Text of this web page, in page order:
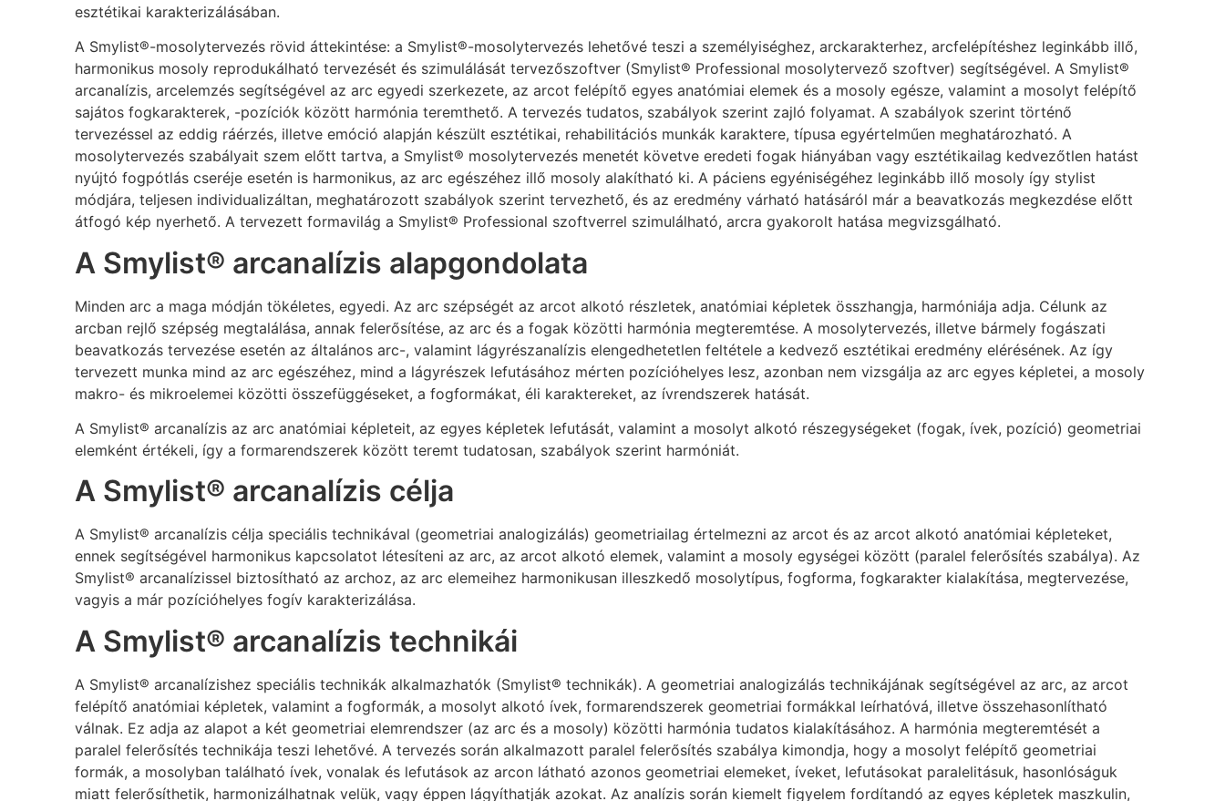
esztétikai karakterizálásában.
A Smylist®-mosolytervezés rövid áttekintése: a Smylist®-mosolytervezés lehetővé teszi a személyiséghez, arckarakterhez, arcfelépítéshez leginkább illő,
harmonikus mosoly reprodukálható tervezését és szimulálását tervezőszoftver (Smylist® Professional mosolytervező szoftver) segítségével. A Smylist®
arcanalízis, arcelemzés segítségével az arc egyedi szerkezete, az arcot felépítő egyes anatómiai elemek és a mosoly egésze, valamint a mosolyt felépítő
sajátos fogkarakterek, -pozíciók között harmónia teremthető. A tervezés tudatos, szabályok szerint zajló folyamat. A szabályok szerint történő
tervezéssel az eddig ráérzés, illetve emóció alapján készült esztétikai, rehabilitációs munkák karaktere, típusa egyértelműen meghatározható. A
mosolytervezés szabályait szem előtt tartva, a Smylist® mosolytervezés menetét követve eredeti fogak hiányában vagy esztétikailag kedvezőtlen hatást
nyújtó fogpótlás cseréje esetén is harmonikus, az arc egészéhez illő mosoly alakítható ki. A páciens egyéniségéhez leginkább illő mosoly így stylist
módjára, teljesen individualizáltan, meghatározott szabályok szerint tervezhető, és az eredmény várható hatásáról már a beavatkozás megkezdése előtt
átfogó kép nyerhető. A tervezett formavilág a Smylist® Professional szoftverrel szimulálható, arcra gyakorolt hatása megvizsgálható.
A Smylist® arcanalízis alapgondolata
Minden arc a maga módján tökéletes, egyedi. Az arc szépségét az arcot alkotó részletek, anatómiai képletek összhangja, harmóniája adja. Célunk az
arcban rejlő szépség megtalálása, annak felerősítése, az arc és a fogak közötti harmónia megteremtése. A mosolytervezés, illetve bármely fogászati
beavatkozás tervezése esetén az általános arc-, valamint lágyrészanalízis elengedhetetlen feltétele a kedvező esztétikai eredmény elérésének. Az így
tervezett munka mind az arc egészéhez, mind a lágyrészek lefutásához mérten pozícióhelyes lesz, azonban nem vizsgálja az arc egyes képletei, a mosoly
makro- és mikroelemei közötti összefüggéseket, a fogformákat, éli karaktereket, az ívrendszerek hatását.
A Smylist® arcanalízis az arc anatómiai képleteit, az egyes képletek lefutását, valamint a mosolyt alkotó részegységeket (fogak, ívek, pozíció) geometriai
elemként értékeli, így a formarendszerek között teremt tudatosan, szabályok szerint harmóniát.
A Smylist® arcanalízis célja
A Smylist® arcanalízis célja speciális technikával (geometriai analogizálás) geometriailag értelmezni az arcot és az arcot alkotó anatómiai képleteket,
ennek segítségével harmonikus kapcsolatot létesíteni az arc, az arcot alkotó elemek, valamint a mosoly egységei között (paralel felerősítés szabálya). Az
Smylist® arcanalízissel biztosítható az archoz, az arc elemeihez harmonikusan illeszkedő mosolytípus, fogforma, fogkarakter kialakítása, megtervezése,
vagyis a már pozícióhelyes fogív karakterizálása.
A Smylist® arcanalízis technikái
A Smylist® arcanalízishez speciális technikák alkalmazhatók (Smylist® technikák). A geometriai analogizálás technikájának segítségével az arc, az arcot
felépítő anatómiai képletek, valamint a fogformák, a mosolyt alkotó ívek, formarendszerek geometriai formákkal leírhatóvá, illetve összehasonlítható
válnak. Ez adja az alapot a két geometriai elemrendszer (az arc és a mosoly) közötti harmónia tudatos kialakításához. A harmónia megteremtését a
paralel felerősítés technikája teszi lehetővé. A tervezés során alkalmazott paralel felerősítés szabálya kimondja, hogy a mosolyt felépítő geometriai
formák, a mosolyban található ívek, vonalak és lefutások az arcon látható azonos geometriai elemeket, íveket, lefutásokat paralelitásuk, hasonlóságuk
miatt felerősíthetik, harmonizálhatnak velük, vagy éppen lágyíthatják azokat. Az analízis során kiemelt figyelem fordítandó az egyes képletek maszkulin,